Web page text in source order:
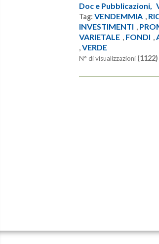
Doc e Pubblicazioni,
Tag: VENDEMMIA ,
INVESTIMENTI ,
VARIETALE , FONDI ,
,VERDE
N° di visualizzazioni (1122)